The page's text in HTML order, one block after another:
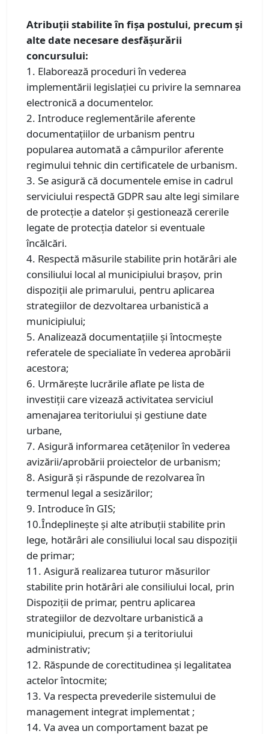
Atribuții stabilite în fișa postului, precum și
alte date necesare desfășurării
concursului:
1. Elaborează proceduri în vederea
implementării legislației cu privire la semnarea
electronică a documentelor.
2. Introduce reglementările aferente
documentațiilor de urbanism pentru
popularea automată a câmpurilor aferente
regimului tehnic din certificatele de urbanism.
3. Se asigură că documentele emise in cadrul
serviciului respectă GDPR sau alte legi similare
de protecție a datelor și gestionează cererile
legate de protecția datelor si eventuale
încălcări.
4. Respectă măsurile stabilite prin hotărâri ale
consiliului local al municipiului braşov, prin
dispoziţii ale primarului, pentru aplicarea
strategiilor de dezvoltarea urbanistică a
municipiului;
5. Analizează documentaţiile şi întocmeşte
referatele de specialiate în vederea aprobării
acestora;
6. Urmărește lucrările aflate pe lista de
investiții care vizează activitatea serviciul
amenajarea teritoriului şi gestiune date
urbane,
7. Asigură informarea cetăţenilor în vederea
avizării/aprobării proiectelor de urbanism;
8. Asigură şi răspunde de rezolvarea în
termenul legal a sesizărilor;
9. Introduce în GIS;
10.Îndeplineşte şi alte atribuţii stabilite prin
lege, hotărâri ale consiliului local sau dispoziţii
de primar;
11. Asigură realizarea tuturor măsurilor
stabilite prin hotărâri ale consiliului local, prin
Dispoziţii de primar, pentru aplicarea
strategiilor de dezvoltare urbanistică a
municipiului, precum şi a teritoriului
administrativ;
12. Răspunde de corectitudinea şi legalitatea
actelor întocmite;
13. Va respecta prevederile sistemului de
management integrat implementat ;
14. Va avea un comportament bazat pe